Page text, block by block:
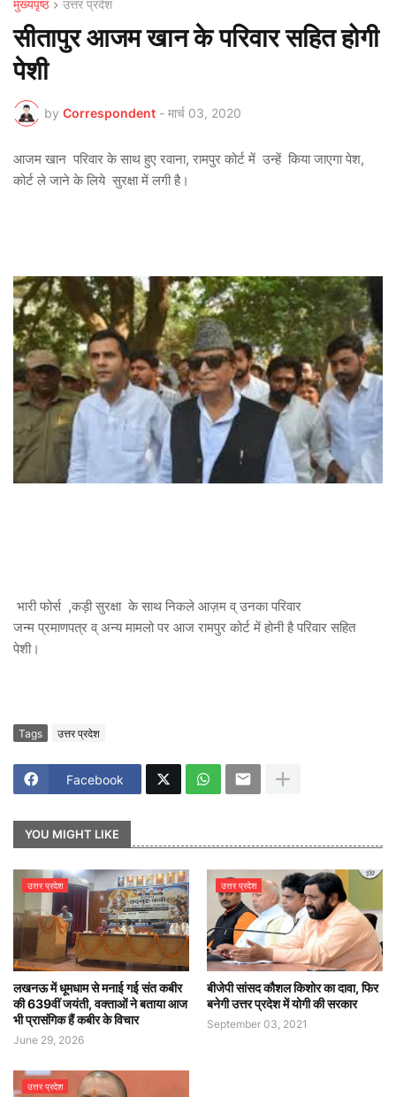
मुख्यपृष्ठ उत्तर प्रदेश
सीतापुर आजम खान के परिवार सहित होगी
पेशी
by Correspondent - मार्च 03, 2020
आजम खान परिवार के साथ हुए रवाना, रामपुर कोर्ट में उन्हें किया जाएगा पेश,
कोर्ट ले जाने के लिये सुरक्षा में लगी है।
भारी फोर्स ,कड़ी सुरक्षा के साथ निकले आज़म व् उनका परिवार
जन्म प्रमाणपत्र व् अन्य मामलो पर आज रामपुर कोर्ट में होनी है परिवार सहित
पेशी।
Tags उत्तर प्रदेश
Facebook
YOU MIGHT LIKE
उत्तर प्रदेश
लखनऊ में धूमधाम से मनाई गई संत कबीर
की 639वीं जयंती, वक्ताओं ने बताया आज
भी प्रासंगिक हैं कबीर के विचार
June 29, 2026
उत्तर प्रदेश
बीजेपी सांसद कौशल किशोर का दावा, फिर
बनेगी उत्तर प्रदेश में योगी की सरकार
September 03, 2021
उत्तर प्रदेश